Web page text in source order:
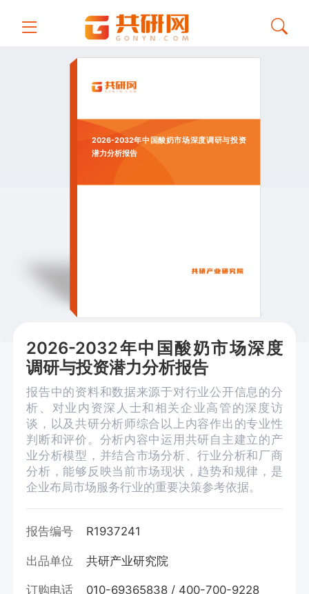
2026-2032年中国酸奶市场深度调研与投资
潜力分析报告
2026-2032年中国酸奶市场深度
调研与投资潜力分析报告
报告中的资料和数据来源于对行业公开信息的分
析、对业内资深人士和相关企业高管的深度访
谈，以及共研分析师综合以上内容作出的专业性
判断和评价。分析内容中运用共研自主建立的产
业分析模型，并结合市场分析、行业分析和厂商
分析，能够反映当前市场现状，趋势和规律，是
企业布局市场服务行业的重要决策参考依据。
报告编号 R1937241
出品单位 共研产业研究院
订购电话 010-69365838 / 400-700-9228